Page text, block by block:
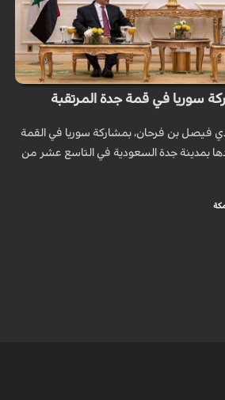
سوريا في قمة جدة المرتقبة
فيصل بن فرحان، بمشاركة سوريا في القمة
بمدينة جدة السعودية في التاسع عشر من